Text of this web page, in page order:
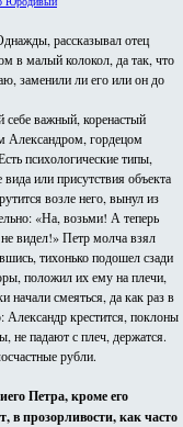
рассказывал отец
в малый колокол, да так, что
заменили ли его или он до
важный, коренастый
Александром, гордецом
психологические типы,
или присутствия объекта
возле него, вынул из
«На, возьми! А теперь
видел!» Петр молча взял
тихонько подошел сзади
положил их ему на плечи,
смеяться, да как раз в
крестится, поклоны
не падают с плеч, держатся.
рубли.
Петра, кроме его
в прозорливости, как часто